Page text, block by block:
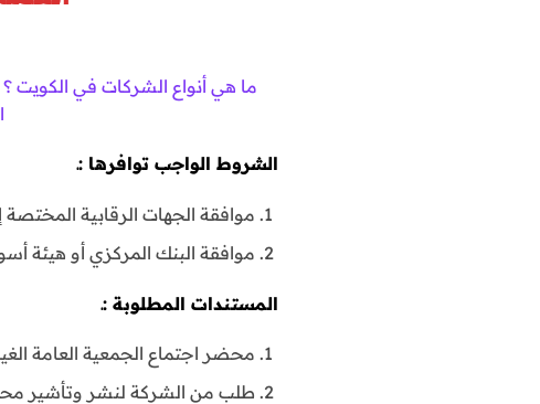
ما هي أنواع الشركات في الكويت ؟
الشروط الواجب توافرها :ـ
موافقة الجهات الرقابية
موافقة البنك المركزي أو هيئة
المستندات المطلوبة :ـ
محضر اجتماع الجمعية العامة
طلب من الشركة لنشر وتأشير